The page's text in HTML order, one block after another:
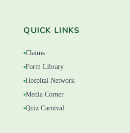
QUICK LINKS
Claims
Form Library
Hospital Network
Media Corner
Quiz Carnival